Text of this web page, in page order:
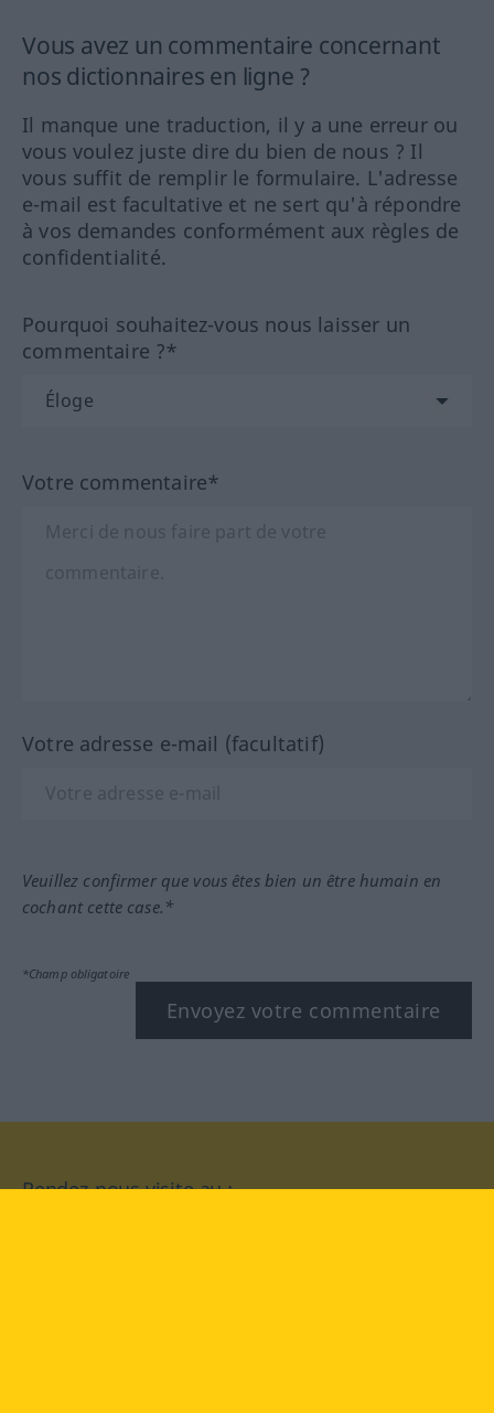
Vous avez un commentaire concernant
nos dictionnaires en ligne ?
Il manque une traduction, il y a une erreur ou
vous voulez juste dire du bien de nous ? Il
vous suffit de remplir le formulaire. L'adresse
e-mail est facultative et ne sert qu'à répondre
à vos demandes conformément aux règles de
confidentialité.
Pourquoi souhaitez-vous nous laisser un
commentaire ?*
Votre commentaire*
Votre adresse e-mail (facultatif)
Veuillez confirmer que vous êtes bien un être humain en
cochant cette case.*
*Champ obligatoire
Envoyez votre commentaire
Rendez-nous visite au :